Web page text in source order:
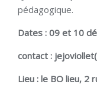
pédagogique.
Dates : 09 et 10
contact :
Lieu : le BO lieu, 2